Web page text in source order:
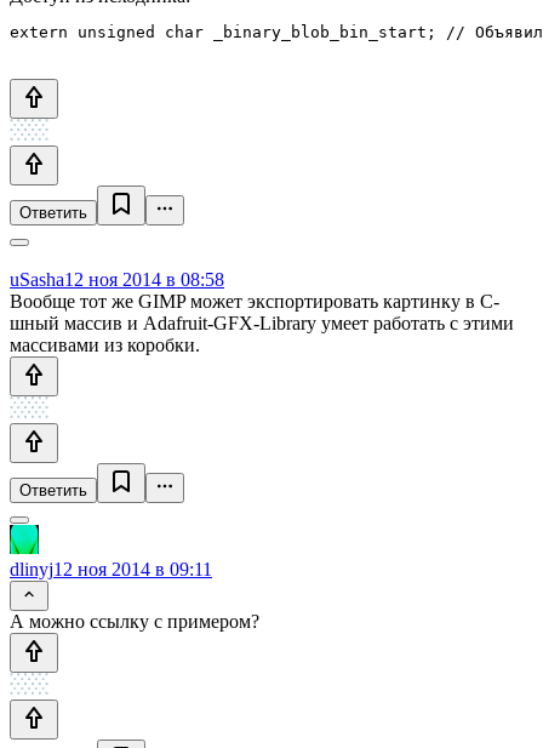
Ответить
uSasha12 ноя 2014 в 08:58
Вообще тот же GIMP может экспортировать картинку в С-
шный массив и Adafruit-GFX-Library умеет работать с этими
массивами из коробки.
Ответить
dlinyj12 ноя 2014 в 09:11
А можно ссылку с примером?